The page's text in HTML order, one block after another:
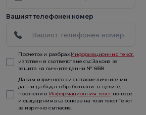
Вашият телефонен номер
Прочетох и разбрах Информационния текст,
изготвен в съответствие със Закона за
защита на личните данни № 6698.
Давам изричното си съгласие личните ми
данни да бъдат обработвани за целите,
посочени в Информационния текстпо-горе
и създадения въз основа на този текст Текст
за изрично съгласие.